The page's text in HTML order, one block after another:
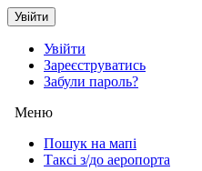
Увійти
Увійти
Зареєструватись
Забули пароль?
Меню
Пошук на мапі
Таксi з/до аеропорта